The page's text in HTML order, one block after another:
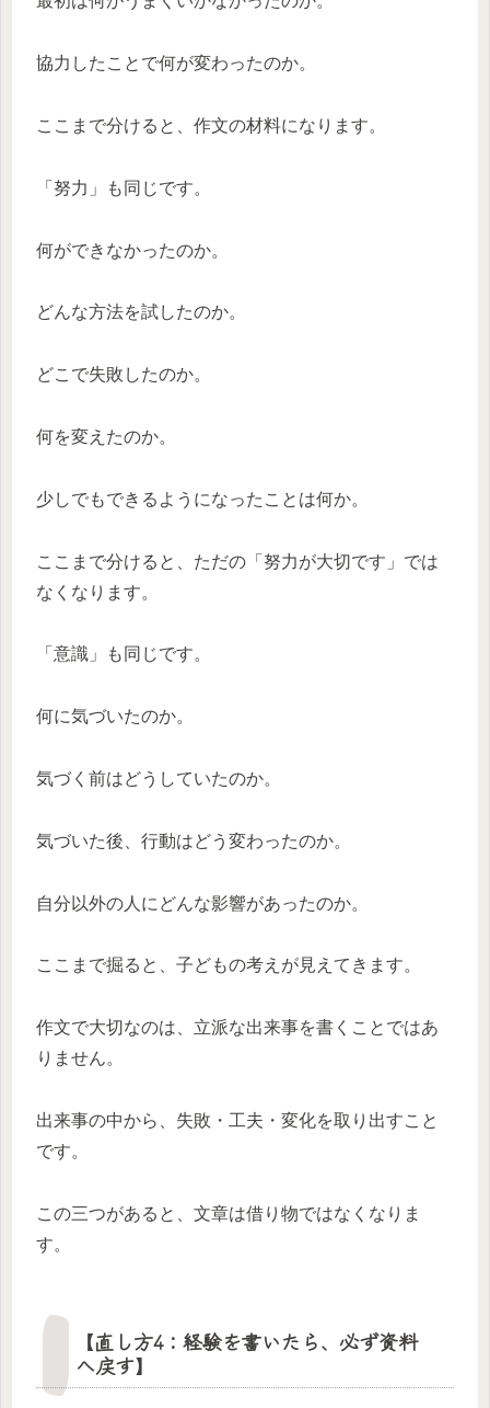
協力したことで何が変わったのか。
ここまで分けると、作文の材料になります。
「努力」も同じです。
何ができなかったのか。
どんな方法を試したのか。
どこで失敗したのか。
何を変えたのか。
少しでもできるようになったことは何か。
ここまで分けると、ただの「努力が大切です」では
なくなります。
「意識」も同じです。
何に気づいたのか。
気づく前はどうしていたのか。
気づいた後、行動はどう変わったのか。
自分以外の人にどんな影響があったのか。
ここまで掘ると、子どもの考えが見えてきます。
作文で大切なのは、立派な出来事を書くことではあ
りません。
出来事の中から、失敗・工夫・変化を取り出すこと
です。
この三つがあると、文章は借り物ではなくなりま
す。
【直し方4：経験を書いたら、必ず資料
へ戻す】